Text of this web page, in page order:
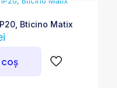
Bticino Matix